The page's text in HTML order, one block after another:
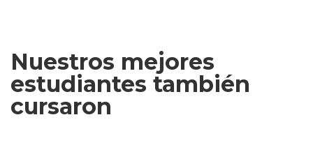
Nuestros mejores
estudiantes también
cursaron